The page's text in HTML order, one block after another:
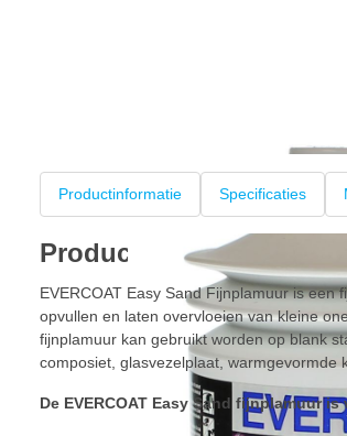
Productinformatie Specificaties
Productinformatie
EVERCOAT Easy Sand Fijnplamuur is een
opvullen en laten overvloeien van kleine
fijnplamuur kan gebruikt worden op blank
composiet, glasvezelplaat, warmgevormde
De EVERCOAT Easy Sand fijnplamuur